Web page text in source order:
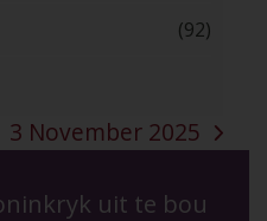
(92)
next
3 November 2025
uit te bou